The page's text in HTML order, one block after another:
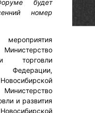
будет
номер
торговли
и развития